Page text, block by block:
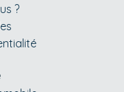
?